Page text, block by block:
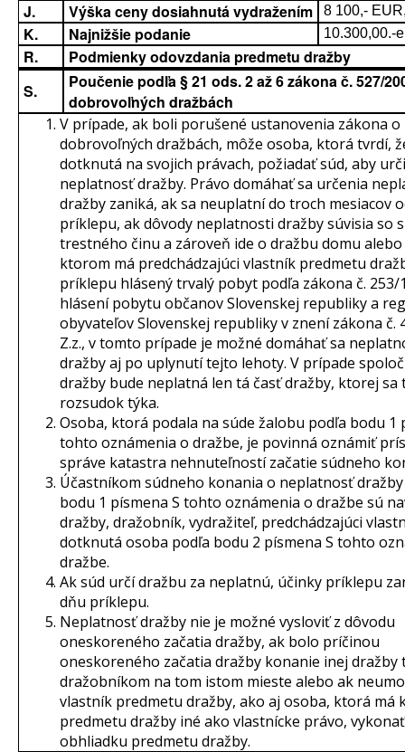
J.
Výška ceny dosiahnutá vydražením 8 100,-
K. Najnižšie podanie 10.300,00.-
R.
Podmienky odovzdania predmetu dražby
S.
Poučenie podľa § 21 ods. 2 až 6 zákona č. 527/
dobrovoľných dražbách
V prípade, ak boli porušené ustanovenia zákona o
dobrovoľných dražbách, môže osoba, ktorá tvrdí,
dotknutá na svojich právach, požiadať súd, aby
neplatnosť dražby. Právo domáhať sa určenia
dražby zaniká, ak sa neuplatní do troch mesiacov
príklepu, ak dôvody neplatnosti dražby súvisia so
trestného činu a zároveň ide o dražbu domu
ktorom má predchádzajúci vlastník predmetu
príklepu hlásený trvalý pobyt podľa zákona č. 253/
hlásení pobytu občanov Slovenskej republiky a
obyvateľov Slovenskej republiky v znení zákona č.
Z.z., v tomto prípade je možné domáhať sa
dražby aj po uplynutí tejto lehoty. V prípade
dražby bude neplatná len tá časť dražby, ktorej sa
rozsudok týka.
Osoba, ktorá podala na súde žalobu podľa bodu 1
tohto oznámenia o dražbe, je povinná oznámiť
správe katastra nehnuteľností začatie súdneho
Účastníkom súdneho konania o neplatnosť
bodu 1 písmena S tohto oznámenia o dražbe sú
dražby, dražobník, vydražiteľ, predchádzajúci
dotknutá osoba podľa bodu 2 písmena S tohto
dražbe.
Ak súd určí dražbu za neplatnú, účinky príklepu
dňu príklepu.
Neplatnosť dražby nie je možné vysloviť z dôvodu
oneskoreného začatia dražby, ak bolo príčinou
oneskoreného začatia dražby konanie inej dražby
dražobníkom na tom istom mieste alebo ak
vlastník predmetu dražby, ako aj osoba, ktorá má
predmetu dražby iné ako vlastnícke právo,
obhliadku predmetu dražby.